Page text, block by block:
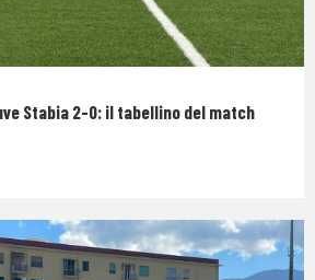
Stabia 2-0: il tabellino del match